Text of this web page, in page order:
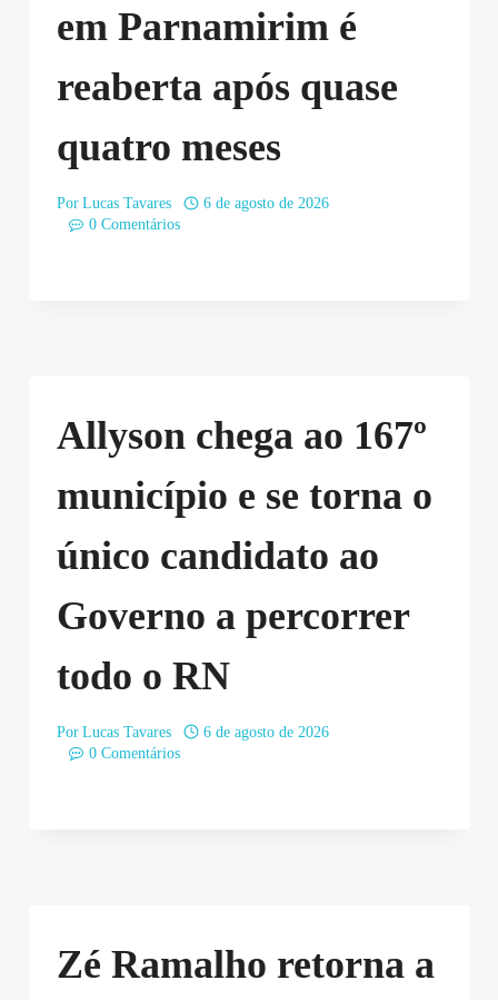
em Parnamirim é
reaberta após quase
quatro meses
Por Lucas Tavares
6 de agosto de 2026
0 Comentários
Allyson chega ao 167º
município e se torna o
único candidato ao
Governo a percorrer
todo o RN
Por Lucas Tavares
6 de agosto de 2026
0 Comentários
Zé Ramalho retorna a